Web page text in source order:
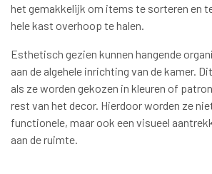
het gemakkelijk om items te sorteren en
hele kast overhoop te halen.
Esthetisch gezien kunnen hangende
aan de algehele inrichting van de kamer.
als ze worden gekozen in kleuren of
rest van het decor. Hierdoor worden ze
functionele, maar ook een visueel
aan de ruimte.